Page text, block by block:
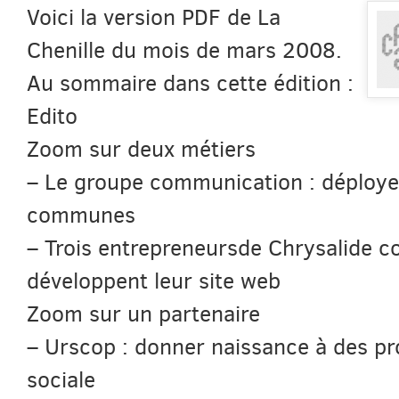
Voici la version PDF de La
Chenille du mois de mars 2008.
Au sommaire dans cette édition :
Edito
Zoom sur deux métiers
– Le groupe communication :
communes
– Trois entrepreneursde Chrysalide
développent leur site web
Zoom sur un partenaire
– Urscop : donner naissance à des
sociale